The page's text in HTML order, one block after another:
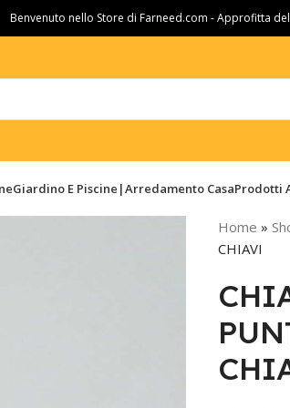
Benvenuto nello Store di Farneed.com - Approfitta
Giardino E Piscine|Arredamento CasaProdotti
Home »
CHIAVI